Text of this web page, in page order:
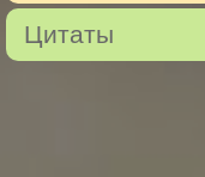
Цитаты